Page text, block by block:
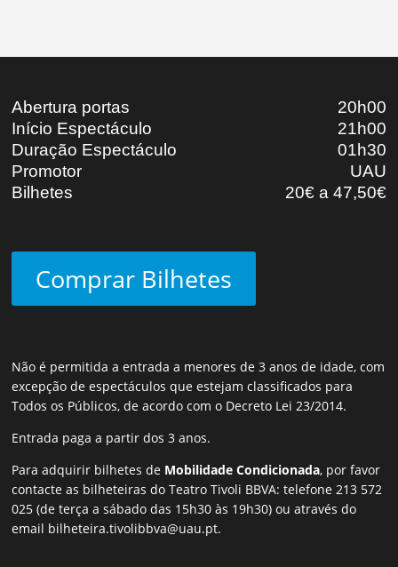
Abertura portas
20h00
Início Espectáculo
21h00
Duração Espectáculo
01h30
Promotor
UAU
Bilhetes
20€ a 47,50€
Comprar Bilhetes
Não é permitida a entrada a menores de 3 anos de idade, com
excepção de espectáculos que estejam classificados para
Todos os Públicos, de acordo com o Decreto Lei 23/2014.
Entrada paga a partir dos 3 anos.
Para adquirir bilhetes de Mobilidade Condicionada, por favor
contacte as bilheteiras do Teatro Tivoli BBVA: telefone 213 572
025 (de terça a sábado das 15h30 às 19h30) ou através do
email bilheteira.tivolibbva@uau.pt.